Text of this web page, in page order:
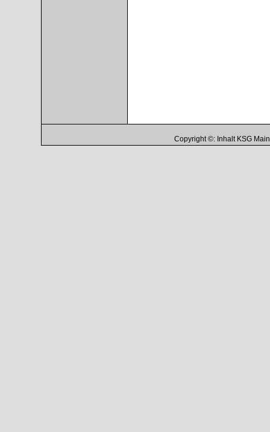
Copyright ©: Inhalt KSG